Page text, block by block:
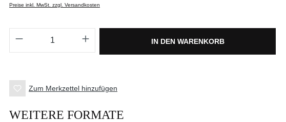
Preise inkl. MwSt. zzgl. Versandkosten
Produkt Anzahl: Gib den gewünschten Wert ein
IN DEN WARENKORB
Zum Merkzettel hinzufügen
WEITERE FORMATE